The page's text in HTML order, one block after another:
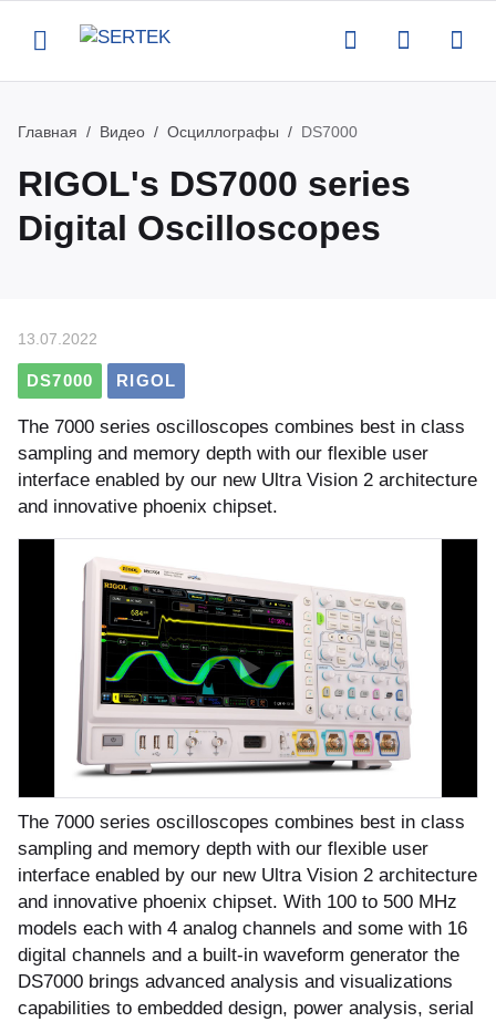
измерительное
и усилители
и антистатическая
и аттестация поставляемого
поддержка оборудования
интеграционные проекты
ПО для автоматизации
по ТЗ заказчика
оборудования
измерительного оборудования
цикл сборочных работ «под
безопасной и эффективной
с оборудованием
неиспользуемого оборудования
Главная Видео Осциллографы DS7000
RIGOL's DS7000 series
Digital Oscilloscopes
13.07.2022
DS7000 RIGOL
The 7000 series oscilloscopes combines best in class
sampling and memory depth with our flexible user
interface enabled by our new Ultra Vision 2 architecture
and innovative phoenix chipset.
The 7000 series oscilloscopes combines best in class
sampling and memory depth with our flexible user
interface enabled by our new Ultra Vision 2 architecture
and innovative phoenix chipset. With 100 to 500 MHz
models each with 4 analog channels and some with 16
digital channels and a built-in waveform generator the
DS7000 brings advanced analysis and visualizations
capabilities to embedded design, power analysis, serial